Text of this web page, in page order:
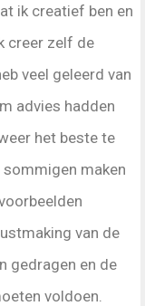
ik creatief ben en
creer zelf de
veel geleerd van
advies hadden
het beste te
sommigen maken
van de
gedragen en de
voldoen.